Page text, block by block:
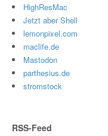
HighResMac
Jetzt aber Shell
lemonpixel.com
maclife.de
Mastodon
parthesius.de
stromstock
RSS-Feed